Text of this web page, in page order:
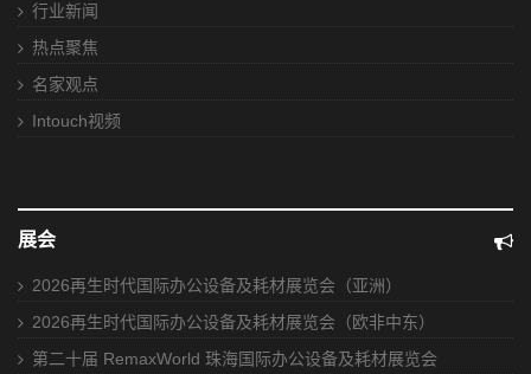
行业新闻
热点聚焦
名家观点
Intouch视频
展会
2026再生时代国际办公设备及耗材展览会（亚洲）
2026再生时代国际办公设备及耗材展览会（欧非中东）
第二十届 RemaxWorld 珠海国际办公设备及耗材展览会